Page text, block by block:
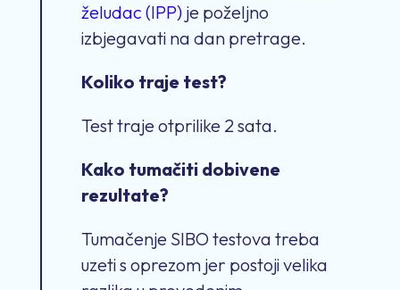
želudac (IPP)je poželjno
izbjegavati na dan pretrage.
Koliko traje test?
Test traje otprilike 2 sata.
Kako tumačiti dobivene
rezultate?
Tumačenje SIBO testova treba
uzeti s oprezom jer postoji velika